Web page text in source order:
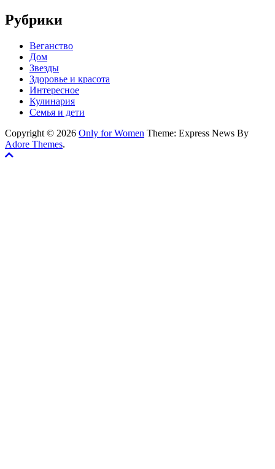
Рубрики
Веганство
Дом
Звезды
Здоровье и красота
Интересное
Кулинария
Семья и дети
Copyright © 2026 Only for Women Theme: Express News By
Adore Themes.